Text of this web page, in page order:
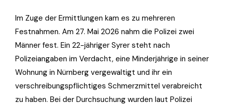
Im Zuge der Ermittlungen kam es zu mehreren
Festnahmen. Am 27. Mai 2026 nahm die Polizei zwei
Männer fest. Ein 22-jähriger Syrer steht nach
Polizeiangaben im Verdacht, eine Minderjährige in seiner
Wohnung in Nürnberg vergewaltigt und ihr ein
verschreibungspflichtiges Schmerzmittel verabreicht
zu haben. Bei der Durchsuchung wurden laut Polizei